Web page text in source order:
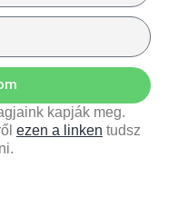
kapják meg.
ezen a linken tudsz